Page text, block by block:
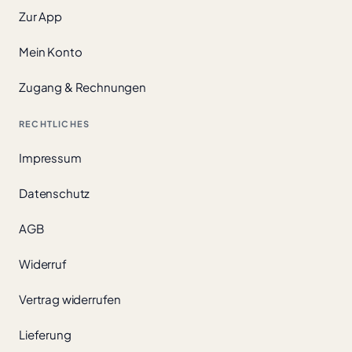
Zur App
Mein Konto
Zugang & Rechnungen
RECHTLICHES
Impressum
Datenschutz
AGB
Widerruf
Vertrag widerrufen
Lieferung